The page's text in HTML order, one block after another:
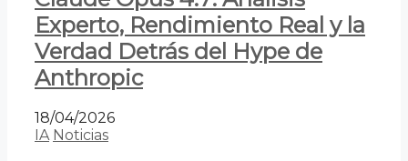
Experto, Rendimiento Real y la
Verdad Detrás del Hype de
Anthropic
18/04/2026
IA Noticias